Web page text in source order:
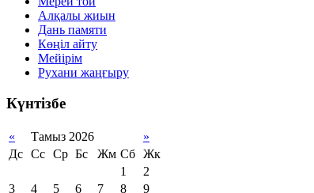
Алқалы жиын
Дань памяти
Көңіл айту
Мейірім
Рухани жаңғыру
Күнтізбе
« Тамыз 2026
»
Дс Сс Ср Бс Жм Сб Жк
1
2
3
4 5 6 7 8 9